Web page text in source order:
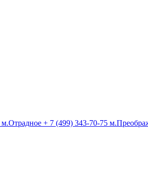
м.Отрадное + 7 (499) 343-70-75